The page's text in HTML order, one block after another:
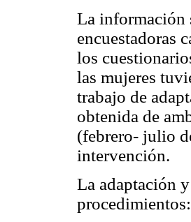
La información
encuestadoras
los
las mujeres
trabajo de
obtenida de
(febrero- julio
intervención.
La adaptación
procedimientos: